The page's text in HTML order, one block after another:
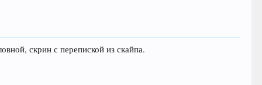
скрин с перепиской из скайпа.